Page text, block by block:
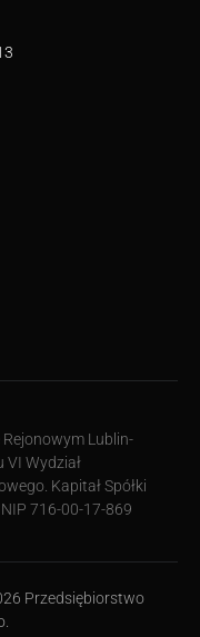
Lublin-
VI Wydział
Kapitał Spółki
716-00-17-869
Przedsiębiorstwo